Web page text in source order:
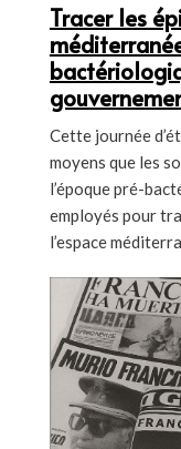
Tracer les
Cette journée
moyens que les
l’époque pré-
employés pour
l’espace